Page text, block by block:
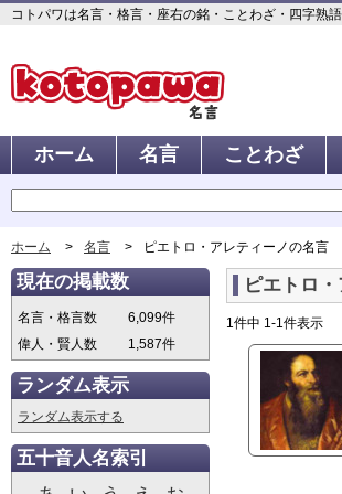
コトパワは名言・格言・座右の銘・ことわざ・四字熟
ホーム 名言 ことわざ
ホーム 名言 ピエトロ・アレティーノの名言
ピエトロ
1件中 1-1件表示
現在の掲載数
名言・格言数
6,099件
偉人・賢人数
1,587件
ランダム表示
ランダム表示する
五十音人名索引